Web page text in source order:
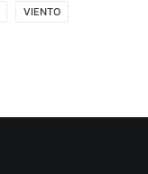
VIENTO